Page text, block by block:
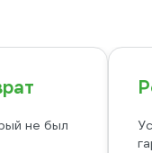
не был